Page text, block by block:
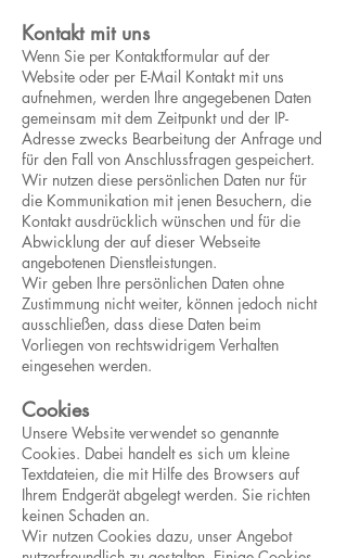
Kontakt mit uns
Wenn Sie per Kontaktformular auf der
Website oder per E-Mail Kontakt mit uns
aufnehmen, werden Ihre angegebenen Daten
gemeinsam mit dem Zeitpunkt und der IP-
Adresse zwecks Bearbeitung der Anfrage und
für den Fall von Anschlussfragen gespeichert.
Wir nutzen diese persönlichen Daten nur für
die Kommunikation mit jenen Besuchern, die
Kontakt ausdrücklich wünschen und für die
Abwicklung der auf dieser Webseite
angebotenen Dienstleistungen.
Wir geben Ihre persönlichen Daten ohne
Zustimmung nicht weiter, können jedoch nicht
ausschließen, dass diese Daten beim
Vorliegen von rechtswidrigem Verhalten
eingesehen werden.
Cookies
Unsere Website verwendet so genannte
Cookies. Dabei handelt es sich um kleine
Textdateien, die mit Hilfe des Browsers auf
Ihrem Endgerät abgelegt werden. Sie richten
keinen Schaden an.
Wir nutzen Cookies dazu, unser Angebot